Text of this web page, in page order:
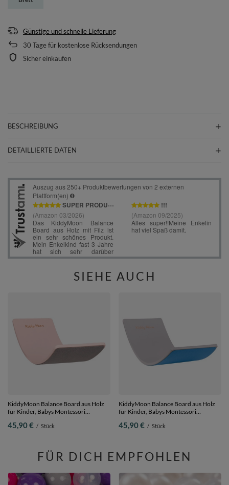
Günstige und schnelle Lieferung
30 Tage für kostenlose Rücksendungen
Sicher einkaufen
BESCHREIBUNG
DETAILLIERTE DATEN
SIEHE AUCH
KiddyMoon Balance Board aus Holz
für Kinder, Babys Montessori
Babys Holzspielzeug, Balancebrett
45,90 € / Stück
KiddyMoon Balance Board aus Holz
für Kinder, Babys Montessori
Babys Holzspielzeug, Balancebrett
45,90 € / Stück
FÜR DICH EMPFOHLEN